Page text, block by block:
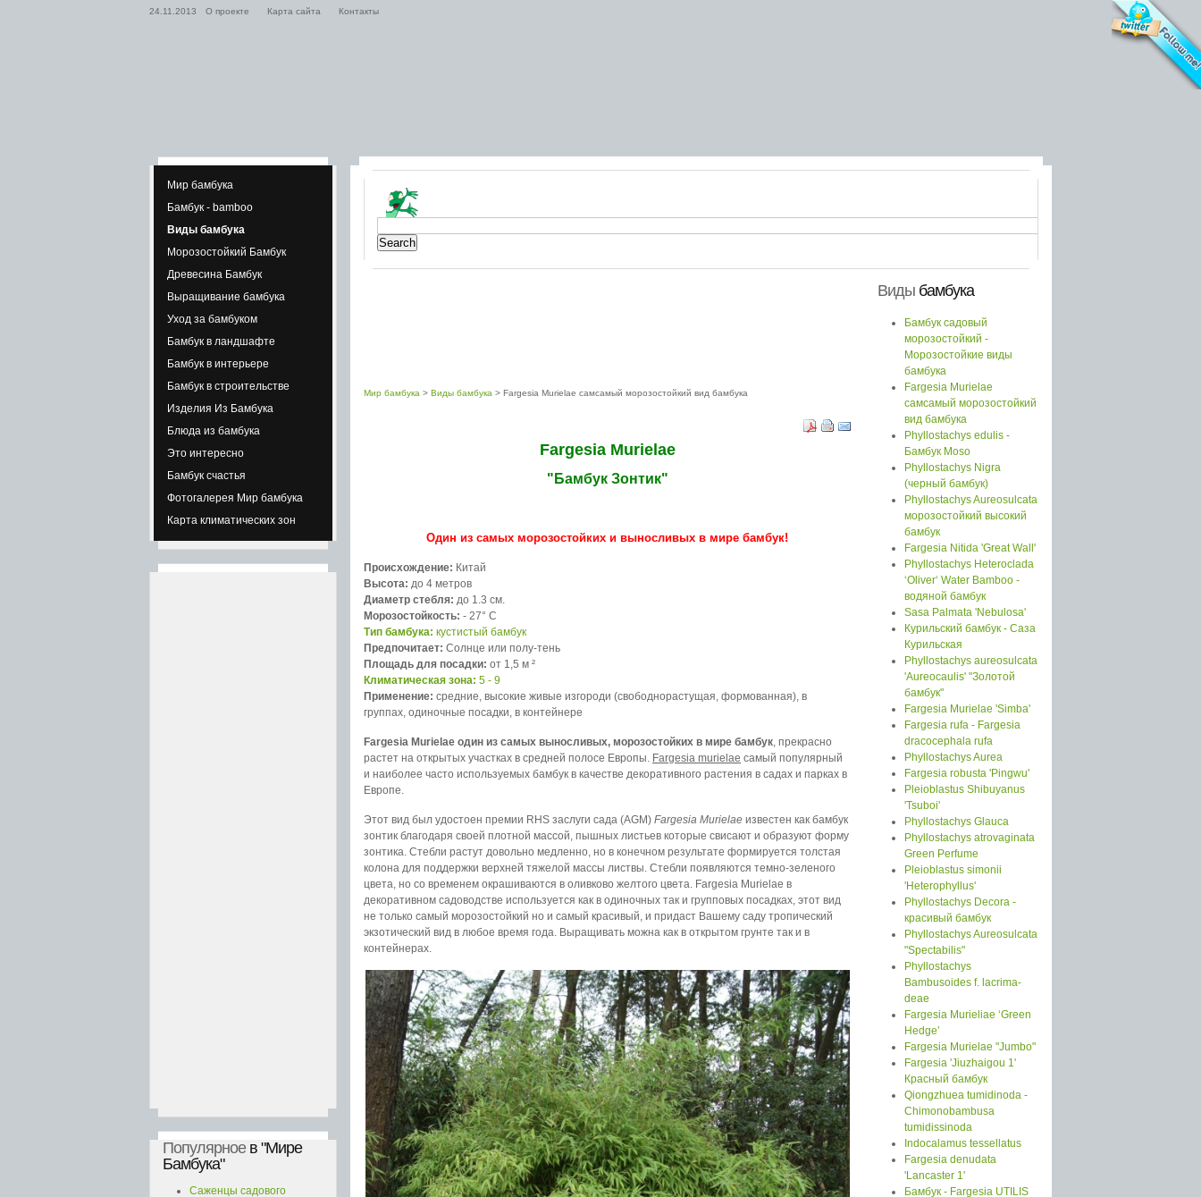
24.11.2013 О проекте Карта сайта Контакты
Мир бамбука
Бамбук - bamboo
Виды бамбука
Морозостойкий Бамбук
Древесина Бамбук
Выращивание бамбука
Уход за бамбуком
Бамбук в ландшафте
Бамбук в интерьере
Бамбук в строительстве
Изделия Из Бамбука
Блюда из бамбука
Это интересно
Бамбук счастья
Фотогалерея Мир бамбука
Карта климатических зон
Популярноев "Мире
Бамбука"
Саженцы садового
Виды бамбука
Бамбук садовый
морозостойкий -
Морозостойкие виды
бамбука
Fargesia Murielae
самсамый морозостойкий
вид бамбука
Phyllostachys edulis -
Бамбук Moso
Phyllostachys Nigra
(черный бамбук)
Phyllostachys Aureosulcata
морозостойкий высокий
бамбук
Fargesia Nitida 'Great Wall'
Phyllostachys Heteroclada
‘Oliver‘ Water Bamboo -
водяной бамбук
Sasa Palmata 'Nebulosa'
Курильский бамбук - Саза
Курильская
Phyllostachys aureosulcata
'Aureocaulis' "Золотой
бамбук"
Fargesia Murielae 'Simba'
Fargesia rufa - Fargesia
dracocephala rufa
Phyllostachys Aurea
Fargesia robusta 'Pingwu'
Pleioblastus Shibuyanus
'Tsuboi'
Phyllostachys Glauca
Phyllostachys atrovaginata
Green Perfume
Pleioblastus simonii
'Heterophyllus'
Phyllostachys Decora -
красивый бамбук
Phyllostachys Aureosulcata
"Spectabilis"
Phyllostachys
Bambusoides f. lacrima-
deae
Fargesia Murieliae ‘Green
Hedge’
Fargesia Murielae "Jumbo"
Fargesia 'Jiuzhaigou 1'
Красный бамбук
Qiongzhuea tumidinoda -
Chimonobambusa
tumidissinoda
Indocalamus tessellatus
Fargesia denudata
'Lancaster 1'
Бамбук - Fargesia UTILIS
Мир бамбука > Виды бамбука > Fargesia Murielae самсамый морозостойкий вид бамбука
Fargesia Murielae
"Бамбук Зонтик"
Один из самых морозостойких и выносливых в мире бамбук!
Происхождение: Китай
Высота: до 4 метров
Диаметр стебля: до 1.3 см.
Морозостойкость: - 27° C
Тип бамбука: кустистый бамбук
Предпочитает: Солнце или полу-тень
Площадь для посадки: от 1,5 м ²
Климатическая зона: 5 - 9
Применение: средние, высокие живые изгороди (свободнорастущая, формованная), в
группах, одиночные посадки, в контейнере
Fargesia Murielae один из самых выносливых, морозостойких в мире бамбук, прекрасно
растет на открытых участках в средней полосе Европы. Fargesia murielae самый популярный
и наиболее часто используемых бамбук в качестве декоративного растения в садах и парках в
Европе.
Этот вид был удостоен премии RHS заслуги сада (AGM) Fargesia Murielae известен как бамбук
зонтик благодаря своей плотной массой, пышных листьев которые свисают и образуют форму
зонтика. Стебли растут довольно медленно, но в конечном результате формируется толстая
колона для поддержки верхней тяжелой массы листвы. Стебли появляются темно-зеленого
цвета, но со временем окрашиваются в оливково желтого цвета. Fargesia Murielae в
декоративном садоводстве используется как в одиночных так и групповых посадках, этот вид
не только самый морозостойкий но и самый красивый, и придаст Вашему саду тропический
экзотический вид в любое время года. Выращивать можна как в открытом грунте так и в
контейнерах.